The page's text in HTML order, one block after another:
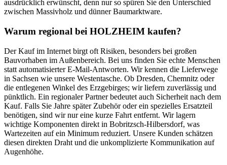
ausdrücklich erwünscht, denn nur so spüren Sie den Unterschied
zwischen Massivholz und dünner Baumarktware.
Warum regional bei HOLZHEIM kaufen?
Der Kauf im Internet birgt oft Risiken, besonders bei großen
Bauvorhaben im Außenbereich. Bei uns finden Sie echte Menschen
statt automatisierter E-Mail-Antworten. Wir kennen die Lieferwege
in Sachsen wie unsere Westentasche. Ob Dresden, Chemnitz oder
die entlegenen Winkel des Erzgebirges; wir liefern zuverlässig und
pünktlich. Ein regionaler Partner bedeutet auch Sicherheit nach dem
Kauf. Falls Sie Jahre später Zubehör oder ein spezielles Ersatzteil
benötigen, sind wir nur eine kurze Fahrt entfernt. Wir lagern
wichtige Komponenten direkt in Bobritzsch-Hilbersdorf, was
Wartezeiten auf ein Minimum reduziert. Unsere Kunden schätzen
diesen direkten Draht und die unkomplizierte Kommunikation auf
Augenhöhe.